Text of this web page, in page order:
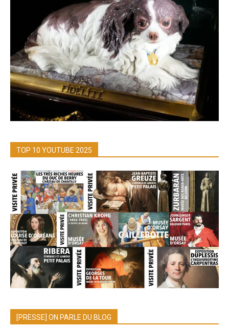
TOP 10 YOUTUBE 2025
[PRESSE] ON PARLE DU BLOG